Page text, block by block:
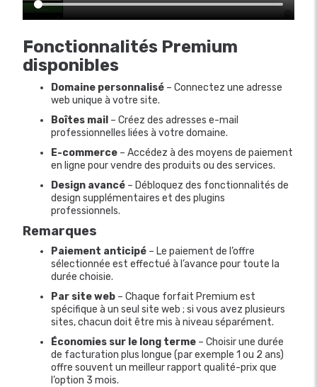
Fonctionnalités Premium
disponibles
Domaine personnalisé – Connectez une adresse
web unique à votre site.
Boîtes mail – Créez des adresses e-mail
professionnelles liées à votre domaine.
E-commerce – Accédez à des moyens de paiement
en ligne pour vendre des produits ou des services.
Design avancé – Débloquez des fonctionnalités de
design supplémentaires et des plugins
professionnels.
Remarques
Paiement anticipé – Le paiement de l’offre
sélectionnée est effectué à l’avance pour toute la
durée choisie.
Par site web – Chaque forfait Premium est
spécifique à un seul site web ; si vous avez plusieurs
sites, chacun doit être mis à niveau séparément.
Économies sur le long terme – Choisir une durée
de facturation plus longue (par exemple 1 ou 2 ans)
offre souvent un meilleur rapport qualité-prix que
l’option 3 mois.